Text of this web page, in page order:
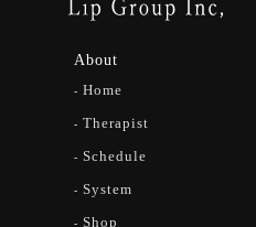
About
Home
Therapist
Schedule
System
Shop